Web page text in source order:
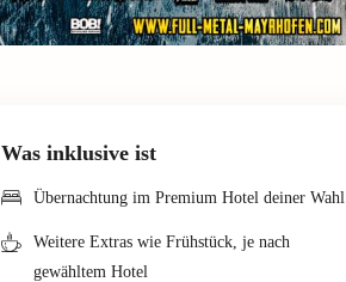
Was inklusive ist
Übernachtung im Premium Hotel deiner Wahl
Weitere Extras wie Frühstück, je nach
gewähltem Hotel